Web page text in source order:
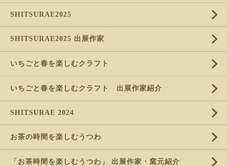
SHITSURAE2025
SHITSURAE2025 出展作家
いちごと春を楽しむクラフト
いちごと春を楽しむクラフト 出展作家紹介
SHITSURAE 2024
お茶の時間を楽しむうつわ
「お茶時間を楽しむうつわ」 出展作家・窯元紹介